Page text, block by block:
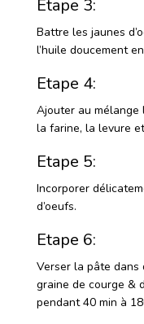
Etape 3:
Battre les jaunes
l’huile doucement
Etape 4:
Ajouter au mélange
la farine, la levure
Etape 5:
Incorporer
d’oeufs.
Etape 6:
Verser la pâte dans
graine de courge &
pendant 40 min à